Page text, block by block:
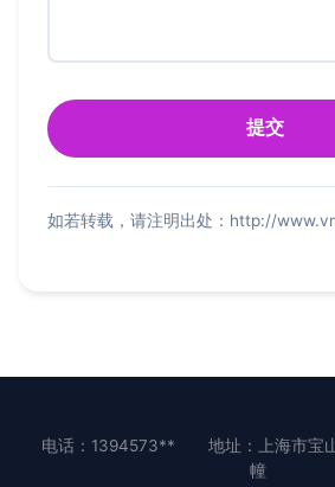
如若转载，请注明出处：http://
电话：1394573**
地址：上海市宝
幢